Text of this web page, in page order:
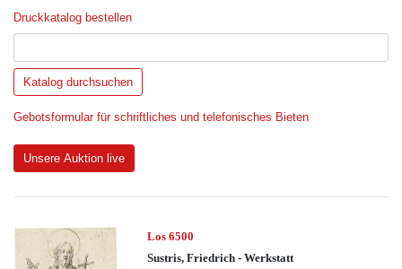
Druckkatalog bestellen
Gebotsformular für schriftliches und telefonisches Bieten
Unsere Auktion live
Los 6500
Sustris, Friedrich - Werkstatt